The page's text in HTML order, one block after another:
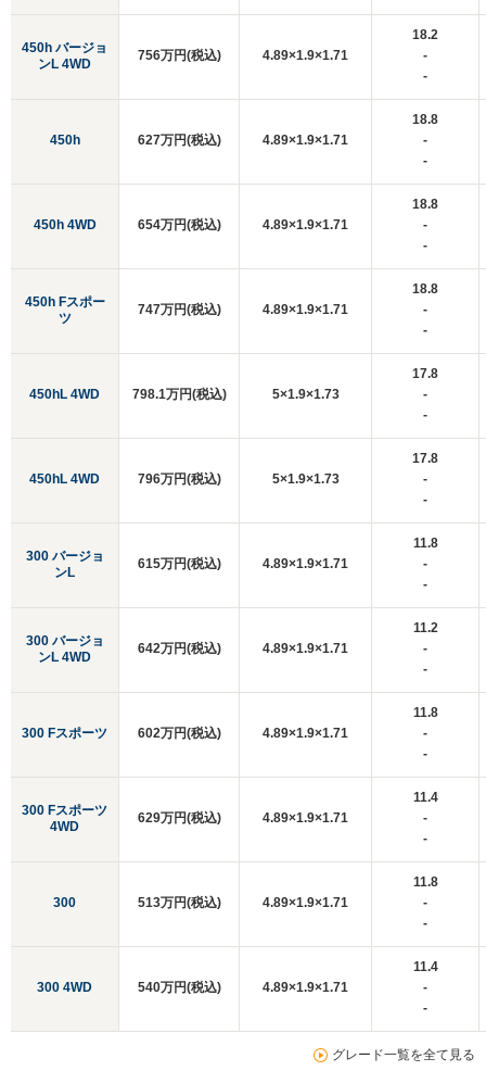
450h バージョ
ンL 4WD
450h
450h 4WD
450h Fスポー
ツ
450hL 4WD
450hL 4WD
300 バージョ
ンL
300 バージョ
ンL 4WD
300 Fスポーツ
300 Fスポーツ
4WD
300
300 4WD
756万円(税込) 4.89×1.9×1.71
18.2
-
-
627万円(税込) 4.89×1.9×1.71
18.8
-
-
654万円(税込) 4.89×1.9×1.71
18.8
-
-
747万円(税込) 4.89×1.9×1.71
18.8
-
-
798.1万円(税込) 5×1.9×1.73
17.8
-
-
796万円(税込) 5×1.9×1.73
17.8
-
-
615万円(税込) 4.89×1.9×1.71
11.8
-
-
642万円(税込) 4.89×1.9×1.71
11.2
-
-
602万円(税込) 4.89×1.9×1.71
11.8
-
-
629万円(税込) 4.89×1.9×1.71
11.4
-
-
513万円(税込) 4.89×1.9×1.71
11.8
-
-
540万円(税込) 4.89×1.9×1.71
11.4
-
-
グレード一覧を全て見る